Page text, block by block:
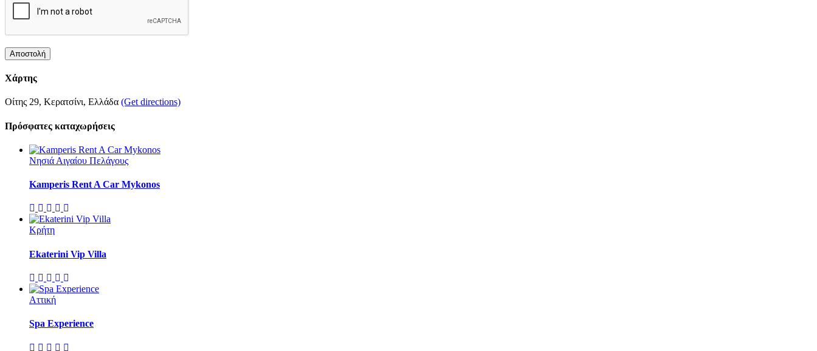
Χάρτης
Οίτης 29, Κερατσίνι, Ελλάδα (Get directions)
Πρόσφατες καταχωρήσεις
Νησιά Αιγαίου Πελάγους
Kamperis Rent A Car Mykonos
Κρήτη
Ekaterini Vip Villa
Αττική
Spa Experience